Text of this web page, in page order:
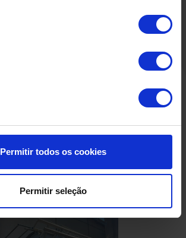
Permitir todos os cookies
Permitir seleção